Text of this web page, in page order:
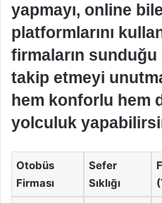
yapmayı, online
platformlarını
firmaların sunduğu
takip etmeyi
hem konforlu hem
yolculuk
Otobüs
Firması
Sefer
Sıklığı